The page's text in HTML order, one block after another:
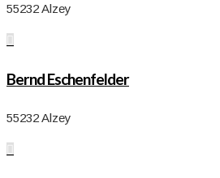
55232 Alzey

Bernd Eschenfelder
55232 Alzey
